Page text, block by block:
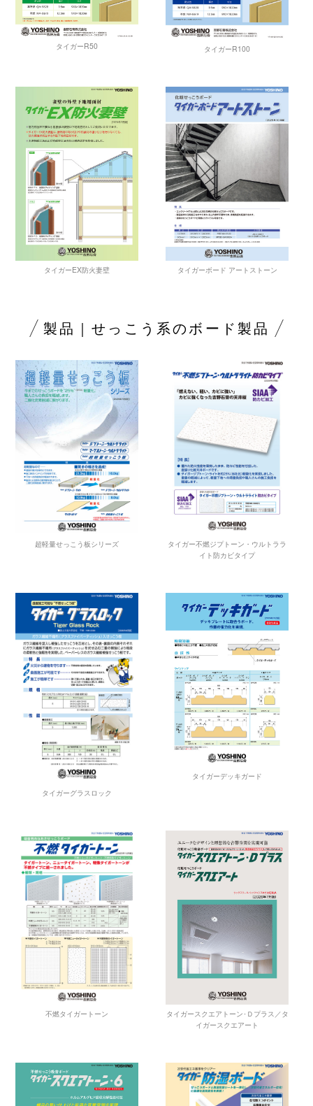
タイガーR50 タイガーR100
タイガーEX防火妻壁 タイガーボード アートストーン
製品｜せっこう系のボード製品
超軽量せっこう板シリーズ
タイガー不燃ジプトーン・ウルトララ
イト防カビタイプ
タイガーグラスロック
タイガーデッキガード
不燃タイガートーン
タイガースクエアトーン･Ｄプラス／タ
イガースクエアート